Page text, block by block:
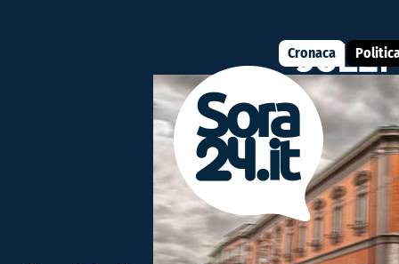
Cronaca